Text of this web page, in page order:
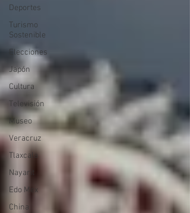
Deportes
Turismo
Sostenible
Elecciones
Japón
Cultura
Televisión
Museo
Veracruz
Tlaxcala
Nayarit
Edo Mex
China